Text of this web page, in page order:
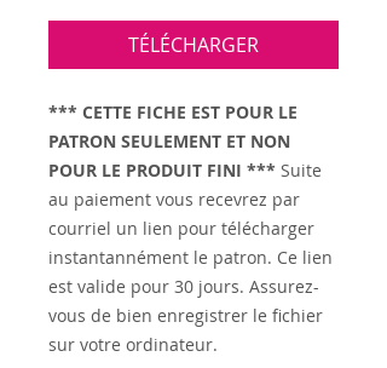
TÉLÉCHARGER
*** CETTE FICHE EST POUR LE
PATRON SEULEMENT ET NON
POUR LE PRODUIT FINI *** Suite
au paiement vous recevrez par
courriel un lien pour télécharger
instantannément le patron. Ce lien
est valide pour 30 jours. Assurez-
vous de bien enregistrer le fichier
sur votre ordinateur.